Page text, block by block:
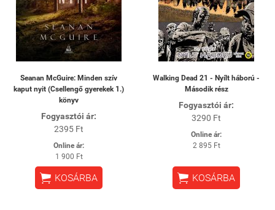
Seanan McGuire: Minden szív
kaput nyit (Csellengő gyerekek 1.)
könyv
Fogyasztói ár:
2395 Ft
Online ár:
1 900 Ft
 KOSÁRBA
Walking Dead 21 - Nyílt háború -
Második rész
Fogyasztói ár:
3290 Ft
Online ár:
2 895 Ft
 KOSÁRBA